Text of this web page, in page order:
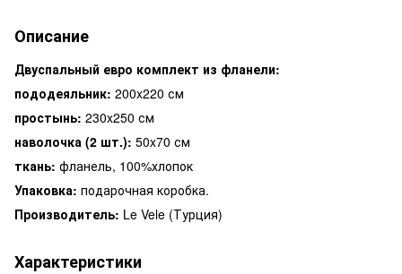
Описание
Двуспальный евро комплект из фланели:
пододеяльник: 200x220 см
простынь: 230x250 см
наволочка (2 шт.): 50x70 см
ткань: фланель, 100%хлопок
Упаковка: подарочная коробка.
Производитель: Le Vele (Турция)
Характеристики